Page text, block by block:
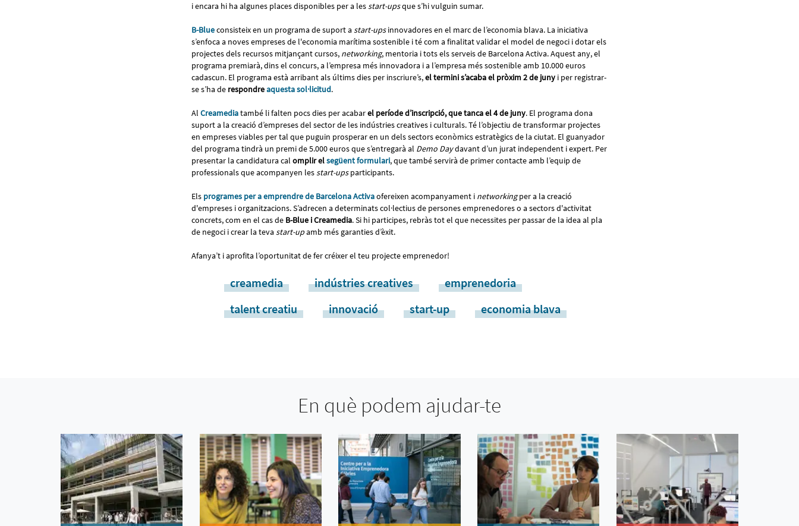
i encara hi ha algunes places disponibles per a lesstart-upsque s’hi vulguin sumar.
B-Blueconsisteix en un programa de suport a start-upsinnovadores en el marc de l’economia blava. La iniciativa
s’enfoca a noves empreses de l'economia marítima sostenible i té com a finalitat validar el model de negoci i dotar els
projectes dels recursos mitjançant cursos, networking, mentoria i tots els serveis de Barcelona Activa. Aquest any, el
programa premiarà, dins el concurs, a l’empresa més innovadora i a l’empresa més sostenible amb 10.000 euros
cadascun. El programa està arribant als últims dies per inscriure’s,el termini s’acaba el pròxim 2 de juny i per registrar-
se s’ha de respondreaquesta sol·licitud.
Al Creamediatambé li falten pocs dies per acabarel període d’inscripció, que tanca el 4 de juny. El programa dona
suport a la creació d’empreses del sector de les indústries creatives i culturals. Té l’objectiu de transformar projectes
en empreses viables per tal que puguin prosperar en un dels sectors econòmics estratègics de la ciutat. El guanyador
del programa tindrà un premi de 5.000 euros que s’entregarà al Demo Daydavant d’un jurat independent i expert. Per
presentar la candidatura cal omplir elsegüent formulari, que també servirà de primer contacte amb l’equip de
professionals que acompanyen lesstart-upsparticipants.
Els programes per a emprendre de Barcelona Activaofereixen acompanyament i networkingper a la creació
d'empreses i organitzacions. S’adrecen a determinats col·lectius de persones emprenedores o a sectors d'activitat
concrets, com en el cas de B-Blue i Creamedia. Si hi participes, rebràs tot el que necessites per passar de la idea al pla
de negoci i crear la teva start-upamb més garanties d’èxit.
Afanya’t i aprofita l’oportunitat de fer créixer el teu projecte emprenedor!
creamedia indústries creatives
emprenedoria
talent creatiu
innovació start-up economia blava
En què podem ajudar-te